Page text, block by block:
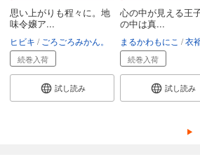
傷だらけ聖女より報復をこめ
思い上がりも程々に。地
味令嬢ア...
ヒビキ ごろごろみかん。
続巻入荷
試し読み
心の中が見える王
の中は真...
まるかわもにこ 衣
続巻入荷
試し読み